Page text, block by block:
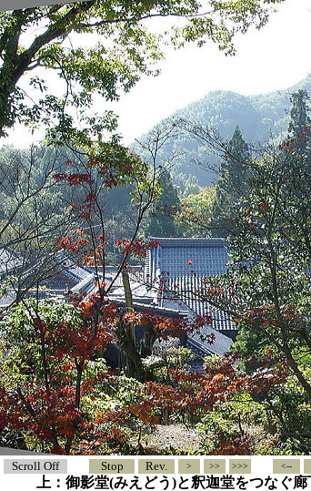
Scroll Off Stop Rev. > >> >>> <--
上：御影堂(みえどう)と釈迦堂をつなぐ